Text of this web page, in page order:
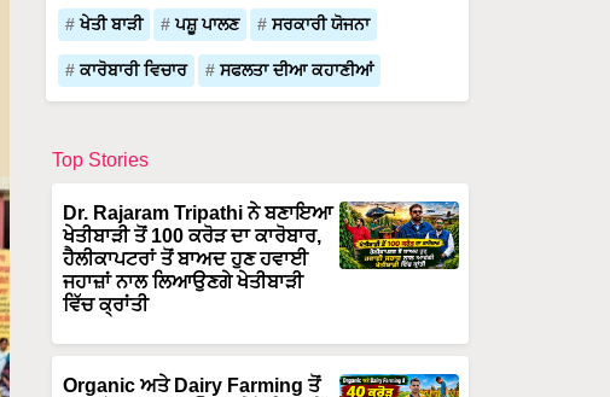
ਖੇਤੀ ਬਾੜੀ ਪਸ਼ੂ ਪਾਲਣ ਸਰਕਾਰੀ ਯੋਜਨਾ
ਕਾਰੋਬਾਰੀ ਵਿਚਾਰ ਸਫਲਤਾ ਦੀਆ ਕਹਾਣੀਆਂ
Top Stories
Dr. Rajaram Tripathi ਨੇ ਬਣਾਇਆ
ਖੇਤੀਬਾੜੀ ਤੋਂ 100 ਕਰੋੜ ਦਾ ਕਾਰੋਬਾਰ,
ਹੈਲੀਕਾਪਟਰਾਂ ਤੋਂ ਬਾਅਦ ਹੁਣ ਹਵਾਈ
ਜਹਾਜ਼ਾਂ ਨਾਲ ਲਿਆਉਣਗੇ ਖੇਤੀਬਾੜੀ
ਵਿੱਚ ਕ੍ਰਾਂਤੀ
Organic ਅਤੇ Dairy Farming ਤੋਂ